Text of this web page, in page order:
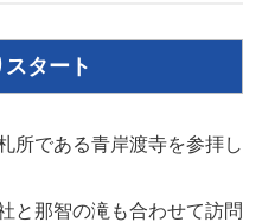
タート
所である青岸渡寺を参拝し
と那智の滝も合わせて訪問